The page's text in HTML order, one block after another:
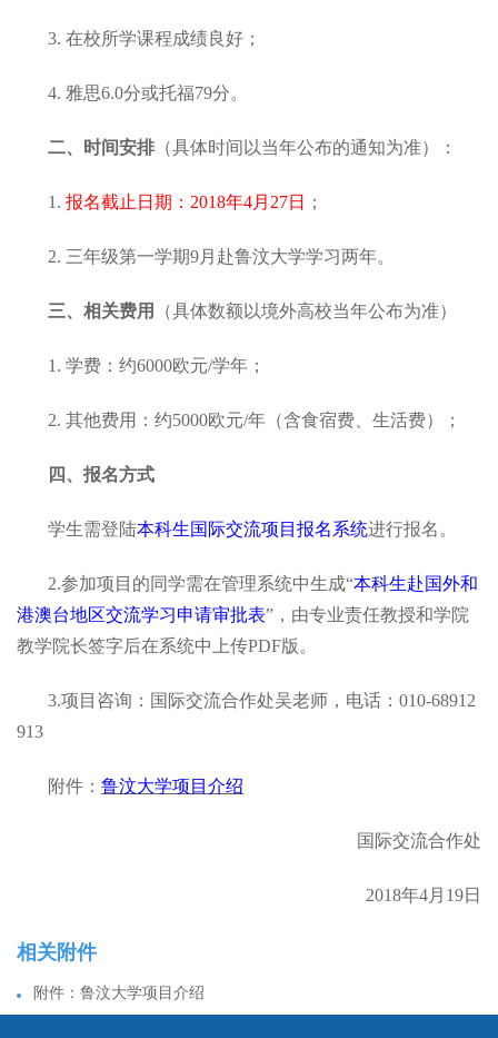
3. 在校所学课程成绩良好；
4. 雅思6.0分或托福79分。
二、时间安排 （具体时间以当年公布的通知为准）：
1. 报名截止日期：2018年4月27日 ；
2. 三年级第一学期9月赴鲁汶大学学习两年。
三、相关费用 （具体数额以境外高校当年公布为准）
1. 学费：约6000欧元/学年；
2. 其他费用：约5000欧元/年（含食宿费、生活费）；
四、报名方式
学生需登陆本科生国际交流项目报名系统进行报名。
2.参加项目的同学需在管理系统中生成“本科生赴国外和
港澳台地区交流学习申请审批表”，由专业责任教授和学院
教学院长签字后在系统中上传PDF版。
3.项目咨询：国际交流合作处吴老师，电话：010-68912
913
附件： 鲁汶大学项目介绍
国际交流合作处
2018年4月19日
相关附件
附件：鲁汶大学项目介绍